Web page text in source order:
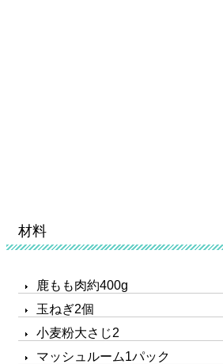
材料
鹿もも肉約400g
玉ねぎ2個
小麦粉大さじ2
マッシュルーム1パック